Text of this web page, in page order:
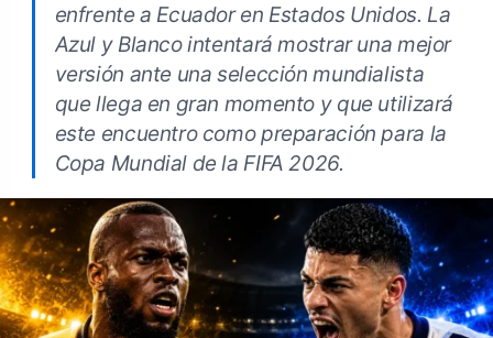
enfrente a Ecuador en Estados Unidos. La
Azul y Blanco intentará mostrar una mejor
versión ante una selección mundialista
que llega en gran momento y que utilizará
este encuentro como preparación para la
Copa Mundial de la FIFA 2026.